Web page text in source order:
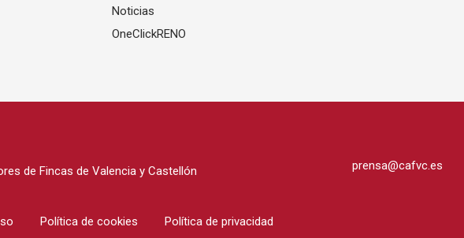
Noticias
OneClickRENO
de Fincas de Valencia y Castellón prensa@cafvc.es
Política de cookies Política de privacidad